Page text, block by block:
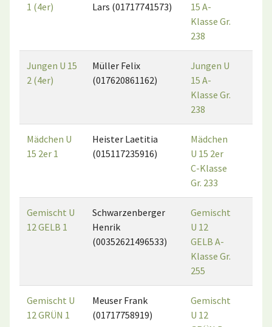
1 (4er)
Lars (01717741573)
15 A-
Klasse Gr.
238
Jungen U 15
2 (4er)
Müller Felix
(017620861162)
Jungen U
15 A-
Klasse Gr.
238
Mädchen U
15 2er 1
Heister Laetitia
(015117235916)
Mädchen
U 15 2er
C-Klasse
Gr. 233
Gemischt U
12 GELB 1
Schwarzenberger
Henrik
(00352621496533)
Gemischt
U 12
GELB A-
Klasse Gr.
255
Gemischt U
12 GRÜN 1
Meuser Frank
(01717758919)
Gemischt
U 12